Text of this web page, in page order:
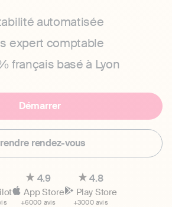
automatisée
expert comptable
français basé à Lyon
Démarrer
rendez-vous
4.9
App Store
+6000 avis
4.8
Play Store
+3000 avis